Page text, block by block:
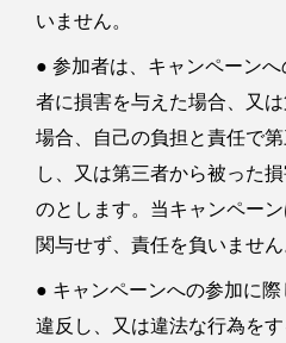
いません。
● 参加者は、キャンペーン
者に損害を与えた場合、又
場合、自己の負担と責任で
し、又は第三者から被った
のとします。当キャンペー
関与せず、責任を負いません
● キャンペーンへの参加に
違反し、又は違法な行為を